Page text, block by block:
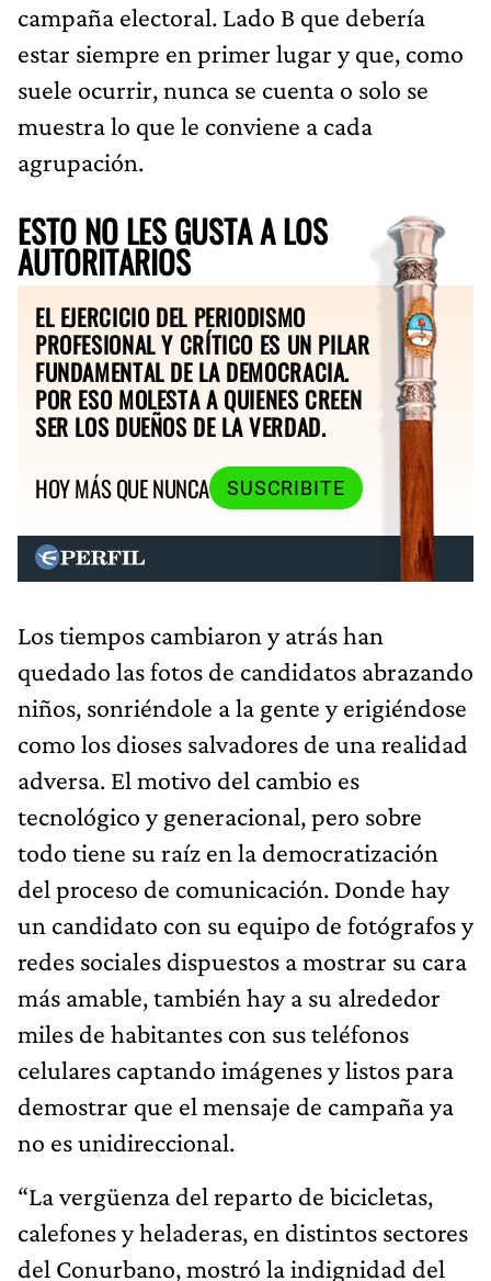
campaña electoral. Lado B que debería
estar siempre en primer lugar y que, como
suele ocurrir, nunca se cuenta o solo se
muestra lo que le conviene a cada
agrupación.
ESTO NO LES GUSTA A LOS
AUTORITARIOS
EL EJERCICIO DEL PERIODISMO
PROFESIONAL Y CRÍTICO ES UN PILAR
FUNDAMENTAL DE LA DEMOCRACIA.
POR ESO MOLESTA A QUIENES CREEN
SER LOS DUEÑOS DE LA VERDAD.
HOY MÁS QUE NUNCA
SUSCRIBITE
Los tiempos cambiaron y atrás han
quedado las fotos de candidatos abrazando
niños, sonriéndole a la gente y erigiéndose
como los dioses salvadores de una realidad
adversa. El motivo del cambio es
tecnológico y generacional, pero sobre
todo tiene su raíz en la democratización
del proceso de comunicación. Donde hay
un candidato con su equipo de fotógrafos y
redes sociales dispuestos a mostrar su cara
más amable, también hay a su alrededor
miles de habitantes con sus teléfonos
celulares captando imágenes y listos para
demostrar que el mensaje de campaña ya
no es unidireccional.
“La vergüenza del reparto de bicicletas,
calefones y heladeras, en distintos sectores
del Conurbano, mostró la indignidad del